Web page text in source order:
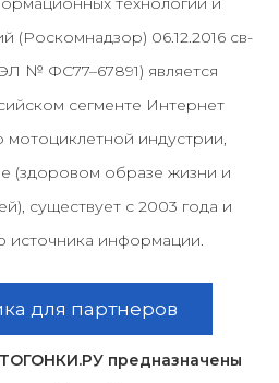
(Роскомнадзор) 06.12.2016 св-
№ ФС77–67891) является
сегменте Интернет
индустрии,
(здоровом образе жизни и
существует с 2003 года и
источника информации.
для партнеров
предназначены